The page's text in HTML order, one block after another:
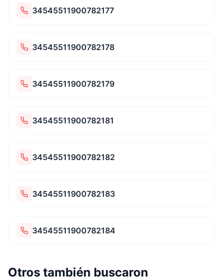
34545511900782177
34545511900782178
34545511900782179
34545511900782181
34545511900782182
34545511900782183
34545511900782184
Otros también buscaron